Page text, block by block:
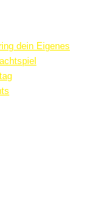
dein Eigenes